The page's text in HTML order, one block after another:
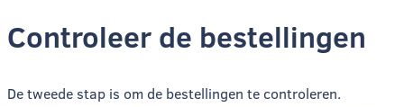
Controleer de bestellingen
De tweede stap is om de bestellingen te controleren.